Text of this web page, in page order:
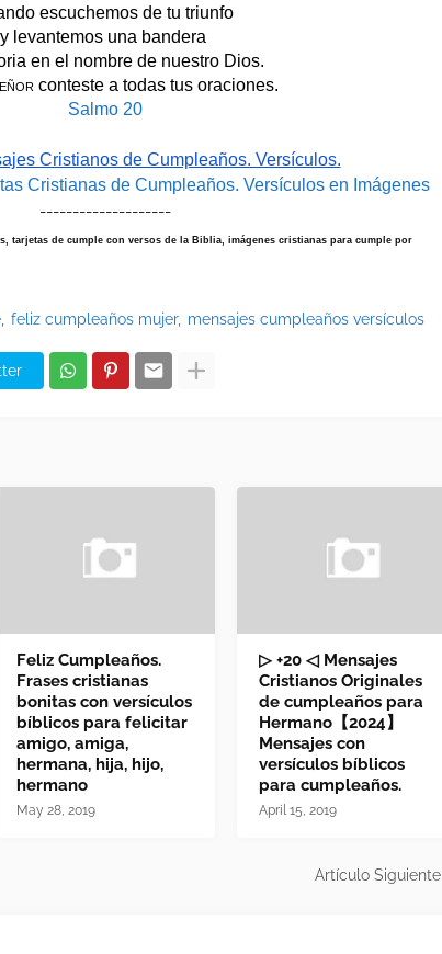
escuchemos de tu triunfo
y levantemos una bandera
en el nombre de nuestro Dios.
conteste a todas tus oraciones.
Salmo 20
Cristianos de Cumpleaños. Versículos.
Cristianas de Cumpleaños. Versículos en Imágenes
--------------------
tarjetas de cumple con versos de la Biblia, imágenes cristianas para cumple por
feliz cumpleaños mujer mensajes cumpleaños versículos
Feliz Cumpleaños.
Frases cristianas
bonitas con versículos
bíblicos para felicitar
amigo, amiga,
hermana, hija, hijo,
hermano
May 28, 2019
▷ +20 ◁ Mensajes
Cristianos Originales
de cumpleaños para
Hermano【2024】
Mensajes con
versículos bíblicos
para cumpleaños.
April 15, 2019
Artículo Siguiente